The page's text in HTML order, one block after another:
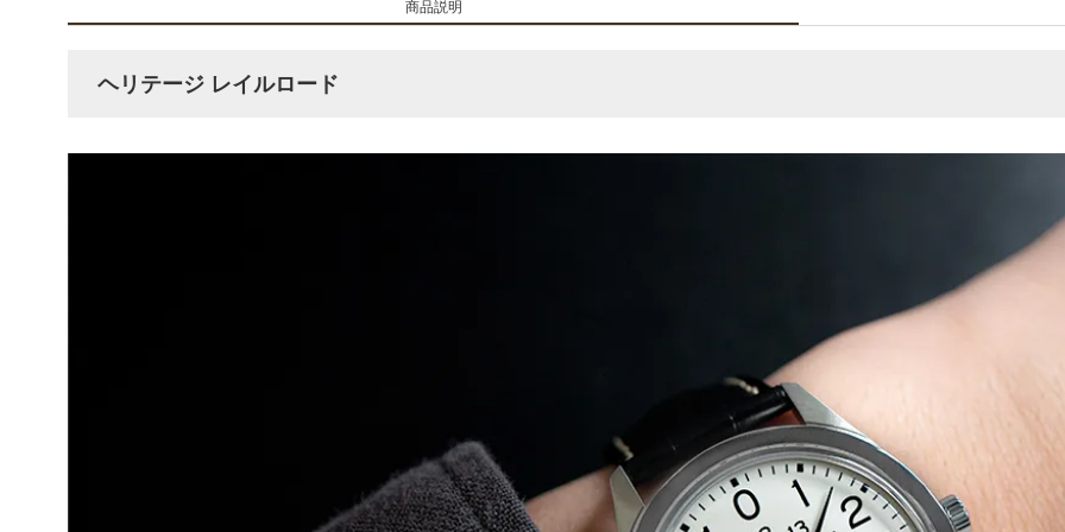
商品説明
ヘリテージ レイルロード